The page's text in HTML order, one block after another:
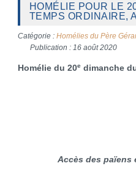
HOMÉLIE POUR LE
TEMPS ORDINAIRE,
Catégorie : Homélies du Père
Publication : 16 août 2020
Homélie du 20e dimanche
Accès des païens